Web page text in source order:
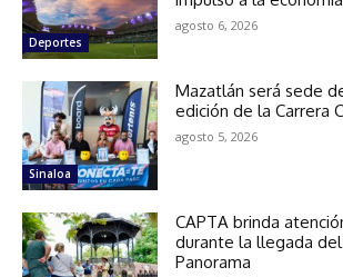
Deportes
agosto 6, 2026
Sinaloa
Mazatlán será sede
edición de la Carrera
agosto 5, 2026
CAPTA brinda
durante la llegada
Panorama